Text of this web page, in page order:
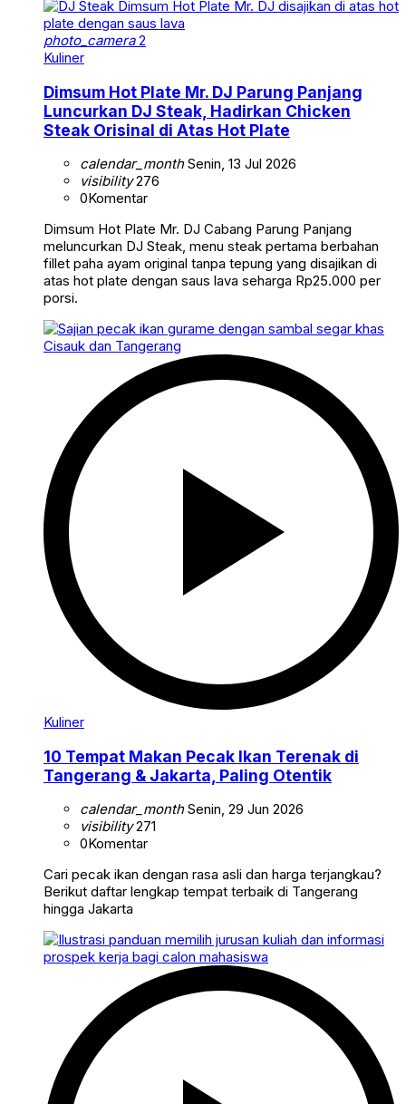
photo_camera2
Kuliner
Dimsum Hot Plate Mr. DJ Parung Panjang
Luncurkan DJ Steak, Hadirkan Chicken
Steak Orisinal di Atas Hot Plate
calendar_monthSenin, 13 Jul 2026
visibility276
0Komentar
Dimsum Hot Plate Mr. DJ Cabang Parung Panjang
meluncurkan DJ Steak, menu steak pertama berbahan
fillet paha ayam original tanpa tepung yang disajikan di
atas hot plate dengan saus lava seharga Rp25.000 per
porsi.
Kuliner
10 Tempat Makan Pecak Ikan Terenak di
Tangerang & Jakarta, Paling Otentik
calendar_monthSenin, 29 Jun 2026
visibility271
0Komentar
Cari pecak ikan dengan rasa asli dan harga terjangkau?
Berikut daftar lengkap tempat terbaik di Tangerang
hingga Jakarta